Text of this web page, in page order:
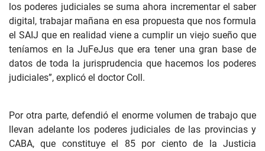
los poderes judiciales se suma ahora incrementar el saber
digital, trabajar mañana en esa propuesta que nos formula
el SAIJ que en realidad viene a cumplir un viejo sueño que
teníamos en la JuFeJus que era tener una gran base de
datos de toda la jurisprudencia que hacemos los poderes
judiciales”, explicó el doctor Coll.
Por otra parte, defendió el enorme volumen de trabajo que
llevan adelante los poderes judiciales de las provincias y
CABA, que constituye el 85 por ciento de la Justicia